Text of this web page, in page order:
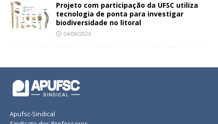
Projeto com participação da UFSC utiliza
tecnologia de ponta para investigar
biodiversidade no litoral
04/08/2026
Apufsc-Sindical